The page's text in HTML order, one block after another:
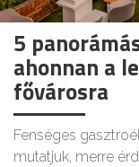
5
ahonnan a
fővárosra
Fenséges
mutatjuk, merre